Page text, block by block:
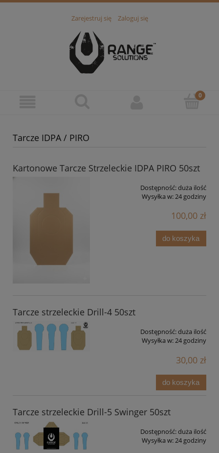
Zarejestruj się Zaloguj się
Tarcze IDPA / PIRO
Kartonowe Tarcze Strzeleckie IDPA PIRO 50szt
Dostępność:duża ilość
Wysyłka w:24 godziny
100,00 zł
do koszyka
Tarcze strzeleckie Drill-4 50szt
Dostępność:duża ilość
Wysyłka w:24 godziny
30,00 zł
do koszyka
Tarcze strzeleckie Drill-5 Swinger 50szt
Dostępność:duża ilość
Wysyłka w:24 godziny